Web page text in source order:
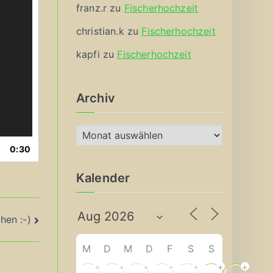
0:30
:-)
franz.r zu Fischerhochzeit
christian.k zu Fischerhochzeit
kapfi zu Fischerhochzeit
Archiv
r
h
v
Kalender
M D M D F S S
+ + + + + + +